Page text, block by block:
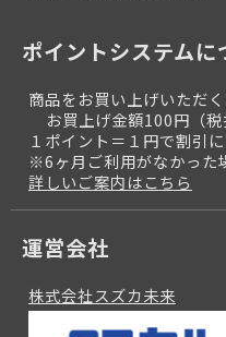
ポイントシステムに
商品をお買い上げいただく
お買上げ金額100円（
１ポイント＝１円で割引
※6ヶ月ご利用がなかった
詳しいご案内はこちら
運営会社
株式会社スズカ未来